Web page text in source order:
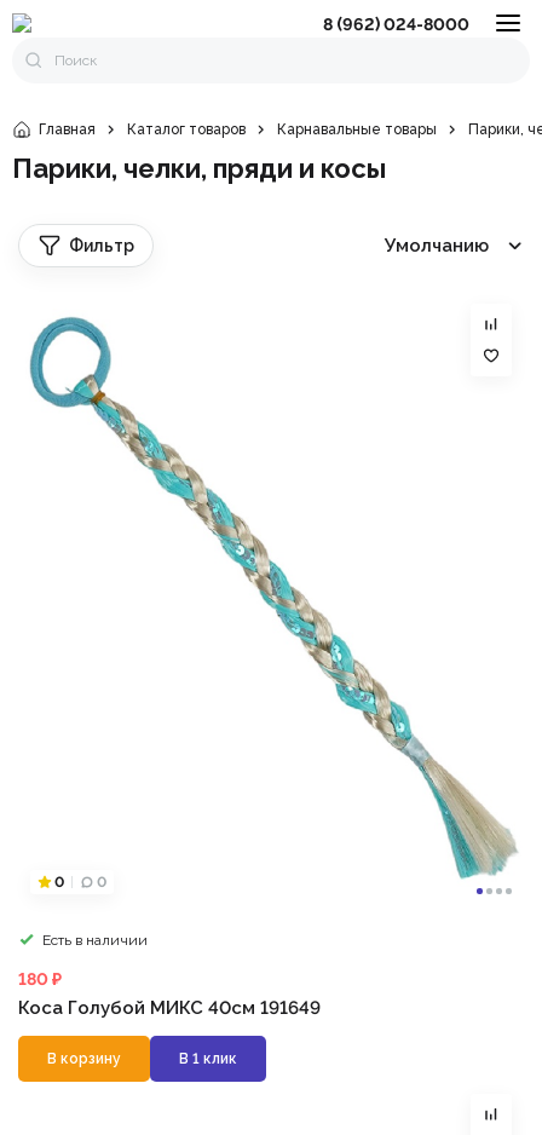
8 (962) 024-8000
Главная Каталог товаров Карнавальные товары Парики,
Парики, челки, пряди и косы
Фильтр Умолчанию
0 0
Есть в наличии
180 ₽
Коса Голубой МИКС 40см 191649
В корзину В 1 клик